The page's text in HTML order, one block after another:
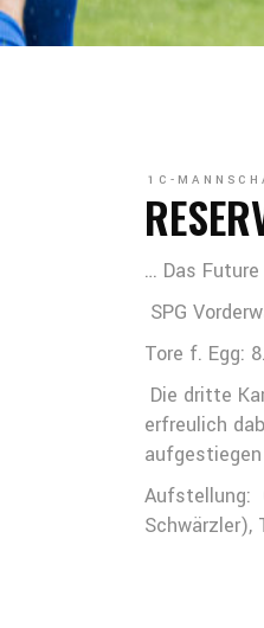
1C-
… Das
SPG
Tore f. Egg:
Die dritte
erfreulich
Aufstellung:
Schwärzler),